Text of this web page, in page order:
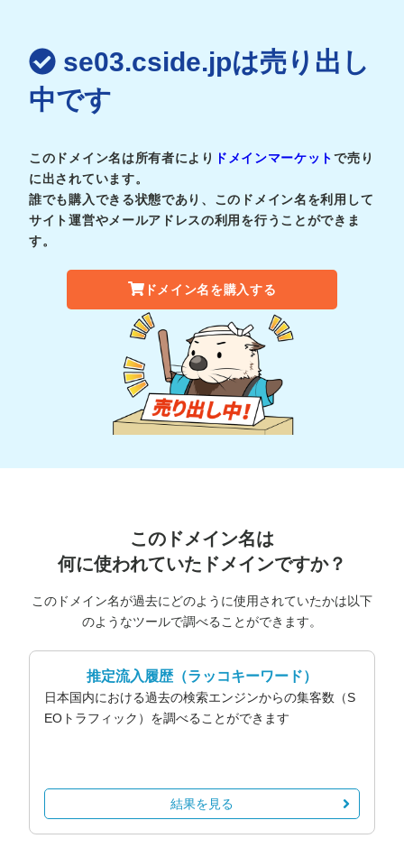
se03.cside.jpは売り出し
中です
このドメイン名は所有者により ドメインマーケットで売り
に出されています。
誰でも購入できる状態であり、このドメイン名を利用して
サイト運営やメールアドレスの利用を行うことができま
す。
ドメイン名を購入する
このドメイン名は
何に使われていたドメインですか？
このドメイン名が過去にどのように使用されていたかは以下
のようなツールで調べることができます。
推定流入履歴（ラッコキーワード）
日本国内における過去の検索エンジンからの集客数（S
EOトラフィック）を調べることができます
結果を見る